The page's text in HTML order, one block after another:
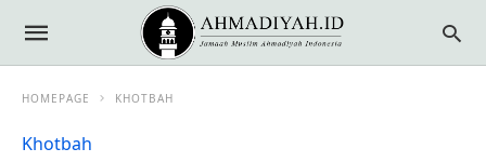
HOMEPAGE KHOTBAH
Khotbah